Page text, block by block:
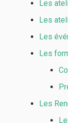
Les
Les
Les
Les
Les